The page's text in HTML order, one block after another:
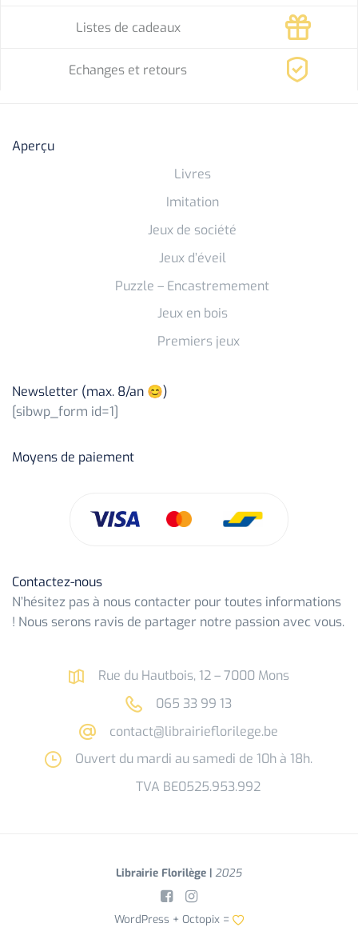
Listes de cadeaux
Echanges et retours
Aperçu
Livres
Imitation
Jeux de société
Jeux d’éveil
Puzzle – Encastremement
Jeux en bois
Premiers jeux
Newsletter (max. 8/an 😊)
[sibwp_form id=1]
Moyens de paiement
Contactez-nous
N’hésitez pas à nous contacter pour toutes informations
! Nous serons ravis de partager notre passion avec vous.
Rue du Hautbois, 12 – 7000 Mons
065 33 99 13
contact@librairieflorilege.be
Ouvert du mardi au samedi de 10h à 18h.
TVA BE0525.953.992
Librairie Florilège | 2025
WordPress + Octopix=